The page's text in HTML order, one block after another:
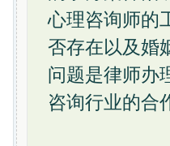
心理咨询师的
否存在以及婚
问题是律师办
咨询行业的合